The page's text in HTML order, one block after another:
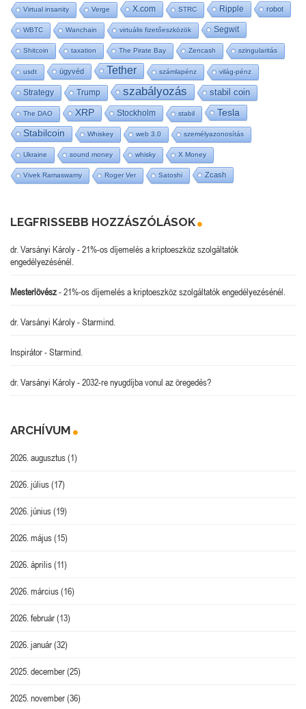
Virtual insanity Verge X.com STRC Ripple robot
WBTC Wanchain virtuális fizetőeszközök Segwit
Shitcoin taxation The Pirate Bay Zencash szingularitás
usdt ügyvéd Tether számlapénz világ-pénz
Strategy Trump szabályozás stabil coin
The DAO XRP Stockholm stabil Tesla
Stabilcoin Whiskey web 3.0 személyazonosítás
Ukraine sound money whisky X Money
Vivek Ramaswamy Roger Ver Satoshi Zcash
LEGFRISSEBB HOZZÁSZÓLÁSOK
dr. Varsányi Károly-21%-os díjemelés a kriptoeszköz szolgáltatók
engedélyezésénél.
Mesterlövész-21%-os díjemelés a kriptoeszköz szolgáltatók engedélyezésénél.
dr. Varsányi Károly-Starmind.
Inspirátor-Starmind.
dr. Varsányi Károly-2032-re nyugdíjba vonul az öregedés?
ARCHÍVUM
2026. augusztus(1)
2026. július(17)
2026. június(19)
2026. május(15)
2026. április(11)
2026. március(16)
2026. február(13)
2026. január(32)
2025. december(25)
2025. november(36)